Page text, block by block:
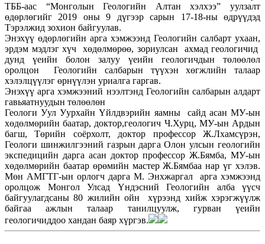
ТББ-аас “Монголын Геологийн Алтан хэлхээ” уулзалт
өдөрлөгийг 2019 оны 9 дүгээр сарын 17-18-ны өдрүүдэд
Тэрэлжид зохион байгуулав.
Энэхүү өдөрлөгийн арга хэмжээнд Геологийн салбарт ухаан,
эрдэм мэдлэг хүч хөдөлмөрөө, зориулсан ахмад геологичид
дунд үеийн болон залуу үеийн геологичдын төлөөлөл
оролцон Геологийн салбарын түүхэн хөгжлийн талаар
хэлэлцүүлэг өрнүүлэн уриалга гаргав.
Энэхүү арга хэмжээний нээлтэнд Геологийн салбарын алдарт
гавьяатнуудын төлөөлөн
Геологи Уул Уурхайн Үйлдвэрийн яамны сайд асан МУ-ын
хөдөлмөрийн баатар, доктор,геологич Ч.Хурц, МУ-ын Ардын
багш, Төрийн соёрхолт, доктор профессор Ж.Лхамсүрэн,
Геологи шинжилгээний газрын дарга Олон улсын геологийн
экспедицийн дарга асан доктор профессор Ж.Бямба, МУ-ын
хөдөлмөрийн баатар өрөмийн мастер Ж.Бямбаа нар үг хэлэв.
Мөн АМГТГ-ын орлогч дарга М. Энхжаргал арга хэмжээнд
оролцож Монгол Улсад Үндэсний Геологийн алба үүсч
байгуулагдсаны 80 жилийн ойн хүрээнд хийж хэрэгжүүлж
байгаа ажлын талаар танилцуулж, гурван үеийн
геологичиддоо хандан баяр хүргэв.